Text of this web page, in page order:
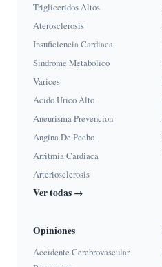
Trigliceridos Altos
Aterosclerosis
Insuficiencia Cardiaca
Sindrome Metabolico
Varices
Acido Urico Alto
Aneurisma Prevencion
Angina De Pecho
Arritmia Cardiaca
Arteriosclerosis
Ver todas →
Opiniones
Accidente Cerebrovascular